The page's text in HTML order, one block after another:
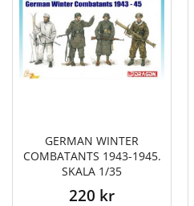
GERMAN WINTER
COMBATANTS 1943-1945.
SKALA 1/35
220 kr